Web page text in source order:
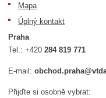
Mapa
Úplný kontakt
Praha
Tel.:+420284 819 771
E-mail:
Přijďte si osobně vybrat: